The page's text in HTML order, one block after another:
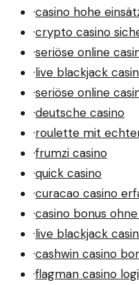
·casino hohe
·crypto casino
·seriöse online
·live blackjack
·seriöse online
·deutsche casino
·roulette mit
·frumzi casino
·quick casino
·curacao casino
·casino bonus
·live blackjack
·cashwin casino
·flagman casino